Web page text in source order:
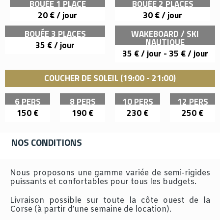
BOUÉE 1 PLACE
20 € / jour
BOUÉE 2 PLACES
30 € / jour
BOUÉE 3 PLACES
35 € / jour
WAKEBOARD / SKI
NAUTIQUE
35 € / jour - 35 € / jour
COUCHER DE SOLEIL (19:00 - 21:00)
6 PERS
150 €
8 PERS
190 €
10 PERS
230 €
12 PERS
250 €
NOS CONDITIONS
Nous proposons une gamme variée de semi-rigides
puissants et confortables pour tous les budgets.
Livraison possible sur toute la côte ouest de la
Corse (à partir d’une semaine de location).